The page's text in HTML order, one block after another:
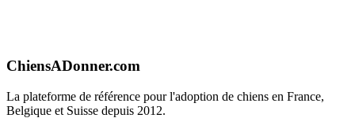
ChiensADonner.com
La plateforme de référence pour l'adoption de chiens en France,
Belgique et Suisse depuis 2012.